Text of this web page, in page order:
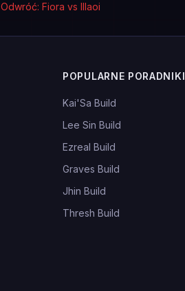
Odwróć: Fiora vs Illaoi
POPULARNE PORADNIKI
Kai'Sa Build
Lee Sin Build
Ezreal Build
Graves Build
Jhin Build
Thresh Build